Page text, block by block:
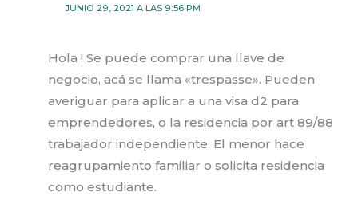
JUNIO 29, 2021 A LAS 9:56 PM
Hola ! Se puede comprar una llave de
negocio, acá se llama «trespasse». Pueden
averiguar para aplicar a una visa d2 para
emprendedores, o la residencia por art 89/88
trabajador independiente. El menor hace
reagrupamiento familiar o solicita residencia
como estudiante.